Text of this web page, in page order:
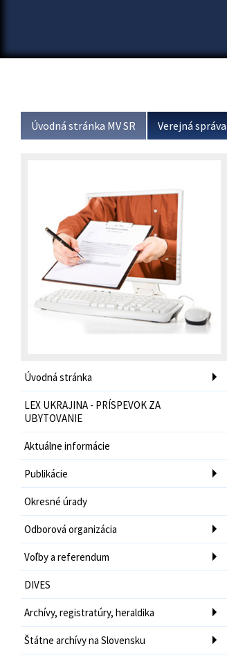
Úvodná stránka MV SR Verejná správa
Úvodná stránka
LEX UKRAJINA - PRÍSPEVOK ZA
UBYTOVANIE
Aktuálne informácie
Publikácie
Okresné úrady
Odborová organizácia
Voľby a referendum
DIVES
Archívy, registratúry, heraldika
Štátne archívy na Slovensku